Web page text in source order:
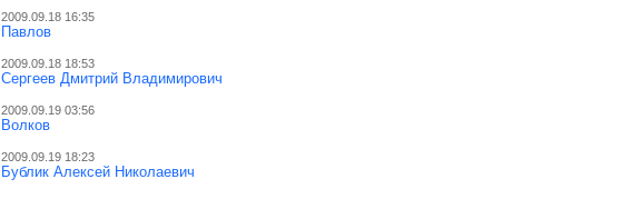
2009.09.18 16:35
Павлов
2009.09.18 18:53
Сергеев Дмитрий Владимирович
2009.09.19 03:56
Волков
2009.09.19 18:23
Бублик Алексей Николаевич